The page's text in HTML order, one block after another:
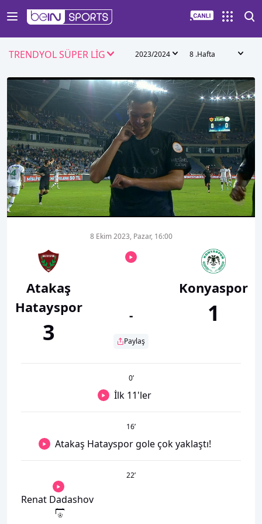
TRENDYOL SÜPER LİG 2023/2024 8 .Hafta
00:01 00:00
Atakaş
Hatayspor
3
8 Ekim 2023, Pazar, 16:00
-
Paylaş
Konyaspor
1
0’
İlk 11'ler
16’
Atakaş Hatayspor gole çok yaklaştı!
22’
Renat Dadashov